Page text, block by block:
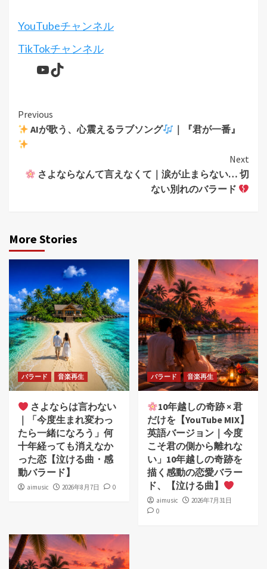
YouTubeチャンネル
TikTokチャンネル
YouTube
TikTok
Continue
Reading
Previous
AIが歌う、心震えるラブソング
｜『君が一番』
Next
さよならなんて言えなくて｜涙が止まらない… 切
ない別れのバラード
More Stories
バラード 音楽再生
さよならは言わない
｜「今度生まれ変わっ
たら一緒になろう」何
十年経っても消えなか
った恋【泣ける曲・感
動バラード】
aimusic 2026年8月7日 0
バラード 音楽再生
10年越しの奇跡 × 君
だけを【YouTube MIX】
英語バージョン｜今度
こそ君の側から離れな
い」10年越しの奇跡を
描く感動の恋愛バラー
ド、【泣ける曲】
aimusic
2026年7月31日
0